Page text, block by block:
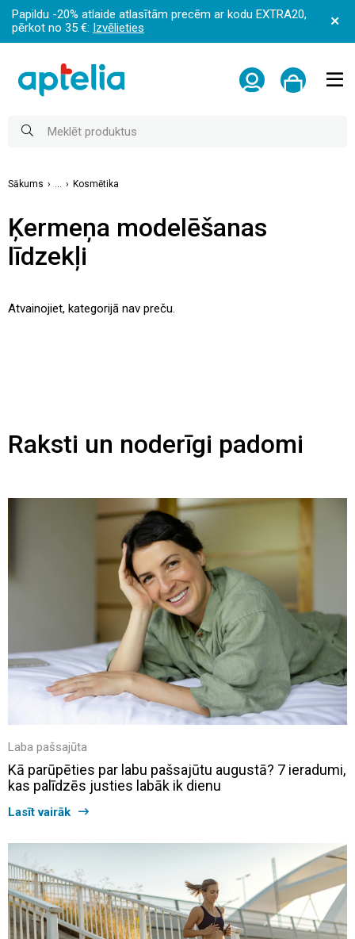
Papildu -20% atlaide atlasītām precēm ar kodu EXTRA20,
pērkot no 35 €: Izvēlieties
Sākums Kosmētika
Ķermeņa modelēšanas
līdzekļi
Atvainojiet, kategorijā nav preču.
Raksti un noderīgi padomi
Laba pašsajūta
Kā parūpēties par labu pašsajūtu augustā? 7 ieradumi,
kas palīdzēs justies labāk ik dienu
Lasīt vairāk